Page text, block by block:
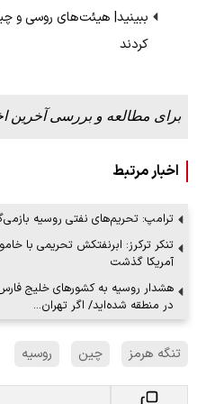
ببینید| هیئت‌های روسی و
کردند
برای مطالعه و بررسی آخرین
اخبار مرتبط
ترامپ: تحریم‌های نفتی روسیه
آمریکا گذشت
هشدار روسیه به کشورهای خلیج فارس
در منطقه شده‌اید/ اگر تهران…
تنگه هرمز چین روسیه
ببینید| لحظه بمباران خیابان فردوسی در جنگ ۴۰